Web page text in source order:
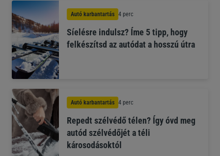
Autó karbantartás 4 perc
Síelésre indulsz? Íme 5 tipp, hogy
felkészítsd az autódat a hosszú útra
Autó karbantartás 4 perc
Repedt szélvédő télen? Így óvd meg
autód szélvédőjét a téli
károsodásoktól